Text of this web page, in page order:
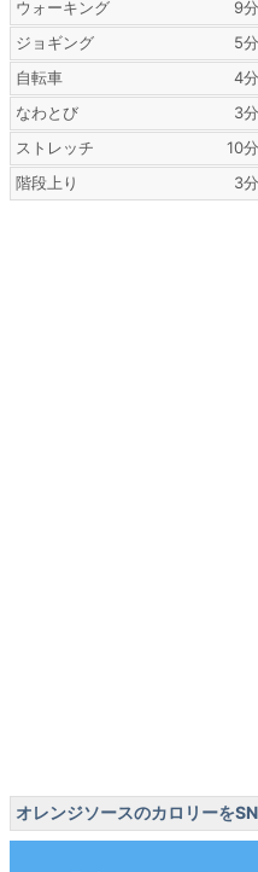
ウォーキング
9分
ジョギング
5分
自転車
4分
なわとび
3分
ストレッチ
10分
階段上り
3分
オレンジソースのカロリーを